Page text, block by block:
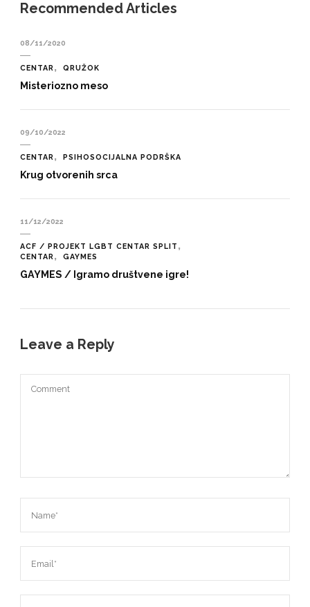
Recommended Articles
08/11/2020
CENTAR QRUŽOK
Misteriozno meso
09/10/2022
CENTAR PSIHOSOCIJALNA PODRŠKA
Krug otvorenih srca
11/12/2022
ACF / PROJEKT LGBT CENTAR SPLIT
CENTAR
GAYMES
GAYMES / Igramo društvene igre!
Leave a Reply